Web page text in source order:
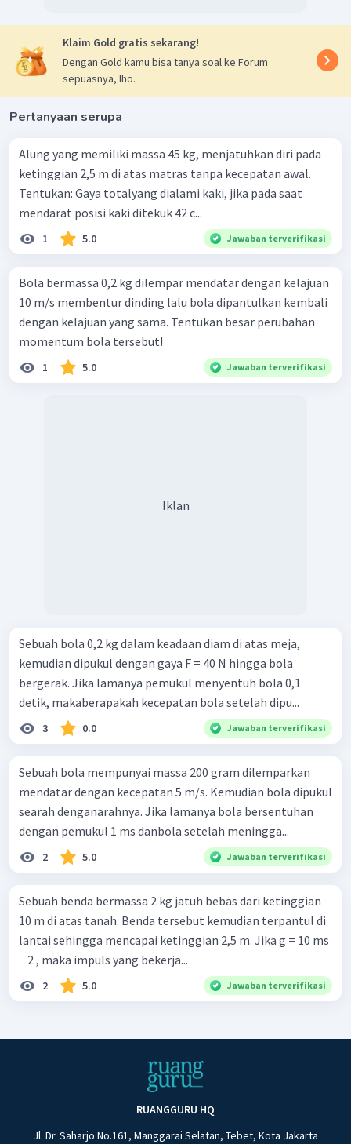
Klaim Gold gratis sekarang!
Dengan Gold kamu bisa tanya soal ke Forum
sepuasnya, lho.
Pertanyaan serupa
Alung yang memiliki massa 45 kg, menjatuhkan diri pada
ketinggian 2,5 m di atas matras tanpa kecepatan awal.
Tentukan: Gaya totalyang dialami kaki, jika pada saat
mendarat posisi kaki ditekuk 42 c...
1 5.0 Jawaban terverifikasi
Bola bermassa 0,2 kg dilempar mendatar dengan kelajuan
10 m/s membentur dinding lalu bola dipantulkan kembali
dengan kelajuan yang sama. Tentukan besar perubahan
momentum bola tersebut!
1 5.0 Jawaban terverifikasi
Iklan
Sebuah bola 0,2 kg dalam keadaan diam di atas meja,
kemudian dipukul dengan gaya F = 40 N hingga bola
bergerak. Jika lamanya pemukul menyentuh bola 0,1
detik, makaberapakah kecepatan bola setelah dipu...
3 0.0 Jawaban terverifikasi
Sebuah bola mempunyai massa 200 gram dilemparkan
mendatar dengan kecepatan 5 m/s. Kemudian bola dipukul
searah denganarahnya. Jika lamanya bola bersentuhan
dengan pemukul 1 ms danbola setelah meningga...
2 5.0 Jawaban terverifikasi
Sebuah benda bermassa 2 kg jatuh bebas dari ketinggian
10 m di atas tanah. Benda tersebut kemudian terpantul di
lantai sehingga mencapai ketinggian 2,5 m. Jika g = 10 ms
− 2 , maka impuls yang bekerja...
2 5.0 Jawaban terverifikasi
RUANGGURU HQ
Jl. Dr. Saharjo No.161, Manggarai Selatan, Tebet, Kota Jakarta